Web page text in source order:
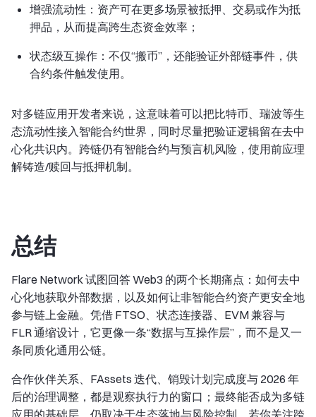
增强流动性 ：资产可在更多场景被抵押、交易或作为抵
押品，从而提高跨生态资金效率；
状态级互操作 ：不仅“搬币”，还能验证外部链事件，供
合约条件触发使用。
对多链应用开发者来说，这意味着可以把比特币、瑞波等生
态流动性接入智能合约世界，同时尽量把验证逻辑留在去中
心化共识内。跨链仍有智能合约与预言机风险，使用前应理
解铸造/赎回与抵押机制。
总结
Flare Network 试图回答 Web3 的两个长期痛点：如何去中
心化地获取外部数据，以及如何让非智能合约资产更安全地
参与链上金融。凭借 FTSO、状态连接器、EVM 兼容与
FLR 通缩设计，它更像一条“数据与互操作层”，而不是又一
条同质化通用公链。
合作伙伴关系、FAssets 迭代、销毁计划完成度与 2026 年
后的治理调整，都是观察执行力的窗口；最终能否成为多链
应用的基础层，仍取决于生态落地与风险控制。若你关注跨